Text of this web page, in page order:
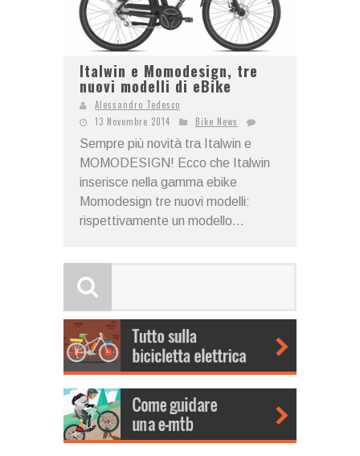
Italwin e Momodesign, tre
nuovi modelli di eBike
Alessandro Tedesco
13 Novembre 2014
Bike News
Sempre più novità tra Italwin e
MOMODESIGN! Ecco che Italwin
inserisce nella gamma ebike
Momodesign tre nuovi modelli:
rispettivamente un modello...